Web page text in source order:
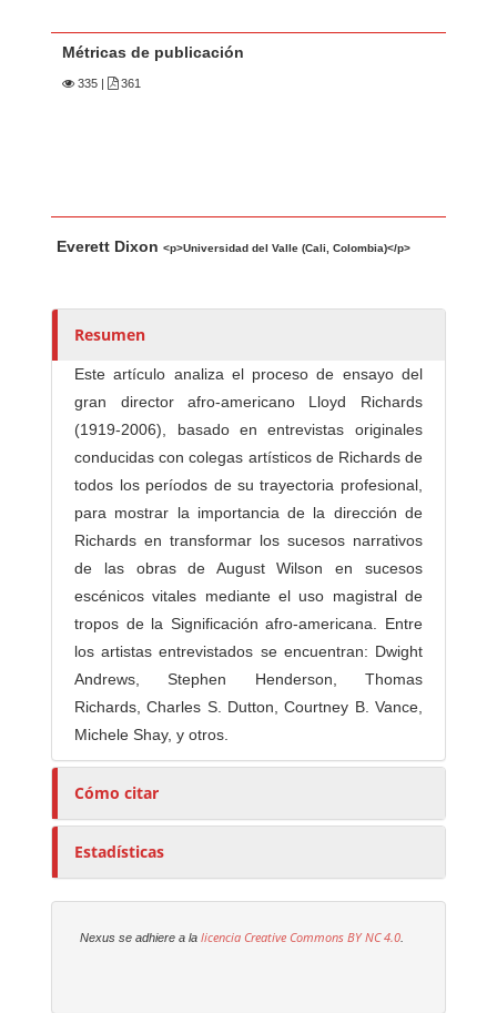
Métricas de publicación
335 361
u
o
e
Everett Dixon<p>Universidad del Valle (Cali, Colombia)</p>
Resumen
Este artículo analiza el proceso de ensayo del
gran director afro-americano Lloyd Richards
(1919-2006), basado en entrevistas originales
conducidas con colegas artísticos de Richards de
todos los períodos de su trayectoria profesional,
para mostrar la importancia de la dirección de
Richards en transformar los sucesos narrativos
de las obras de August Wilson en sucesos
escénicos vitales mediante el uso magistral de
tropos de la Significación afro-americana. Entre
los artistas entrevistados se encuentran: Dwight
Andrews, Stephen Henderson, Thomas
Richards, Charles S. Dutton, Courtney B. Vance,
Michele Shay, y otros.
Cómo citar
Estadísticas
Nexus se adhiere a lalicencia Creative CommonsBY NC 4.0